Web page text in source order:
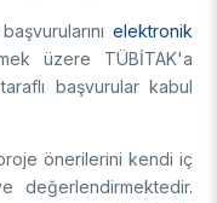
E.
Center (ULAKBİM)
Institute (SAGE)
Research
elektronik
üzere TÜBİTAK'a
başvurular kabul
önerilerini kendi iç
değerlendirmektedir.